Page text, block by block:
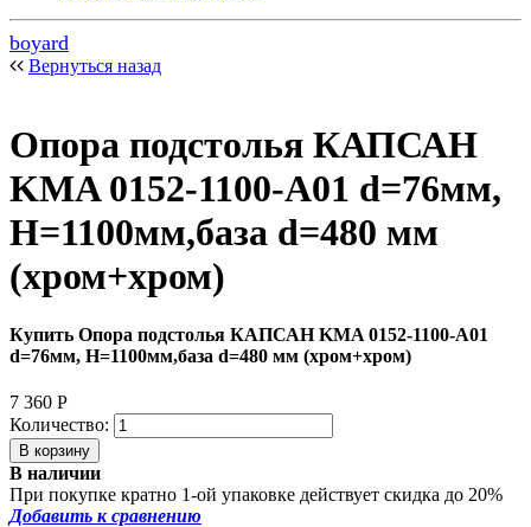
boyard
Вернуться назад
Опора подстолья КАПСАН
KMA 0152-1100-А01 d=76мм,
H=1100мм,база d=480 мм
(хром+хром)
Купить Опора подстолья КАПСАН KMA 0152-1100-А01
d=76мм, H=1100мм,база d=480 мм (хром+хром)
7 360 Р
Количество:
В наличии
При покупке кратно 1-ой упаковке действует скидка до 20%
Добавить к сравнению